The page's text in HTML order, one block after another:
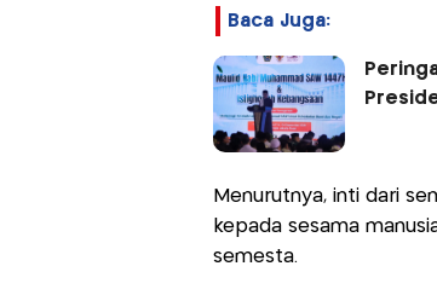
Baca Juga:
Menurutnya, inti dari
kepada sesama
semesta.